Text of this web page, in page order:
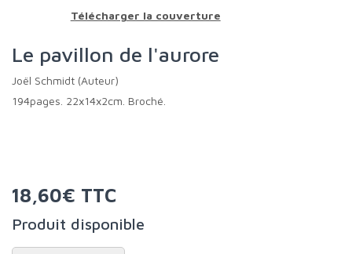
Télécharger la couverture
Le pavillon de l'aurore
Joël Schmidt (Auteur)
194pages. 22x14x2cm. Broché.
18,60€ TTC
Produit disponible